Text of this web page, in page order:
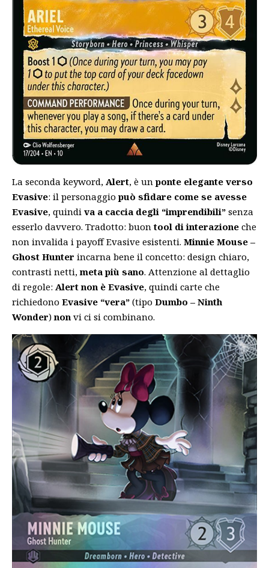
La seconda keyword, Alert, è unponte elegante verso
Evasive: il personaggiopuò sfidare come se avesse
Evasive, quindi va a caccia degli “imprendibili” senza
esserlo davvero. Tradotto: buontool di interazione che
non invalida i payoff Evasive esistenti. Minnie Mouse –
Ghost Hunter incarna bene il concetto: design chiaro,
contrasti netti,meta più sano. Attenzione al dettaglio
di regole: Alert non è Evasive, quindi carte che
richiedono Evasive “vera” (tipo Dumbo – Ninth
Wonder)non vi ci si combinano.